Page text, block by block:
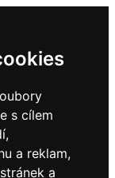
s cílem
a reklam,
a